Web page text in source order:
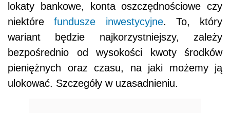
lokaty bankowe, konta oszczędnościowe czy
niektórefundusze inwestycyjne. To, który
wariant będzie najkorzystniejszy, zależy
bezpośrednio od wysokości kwoty środków
pieniężnych oraz czasu, na jaki możemy ją
ulokować. Szczegóły w uzasadnieniu.